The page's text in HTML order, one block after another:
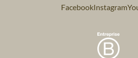
FacebookInstagram